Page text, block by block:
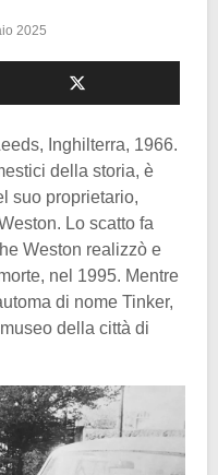
2025
Inghilterra, 1966.
della storia, è
suo proprietario,
Lo scatto fa
Weston realizzò e
nel 1995. Mentre
di nome Tinker,
della città di